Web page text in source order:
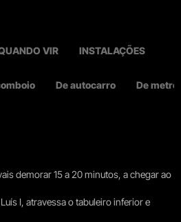
VIR INSTALAÇÕES
De autocarro De metro
demorar 15 a 20 minutos, a chegar ao
I, atravessa o tabuleiro inferior e